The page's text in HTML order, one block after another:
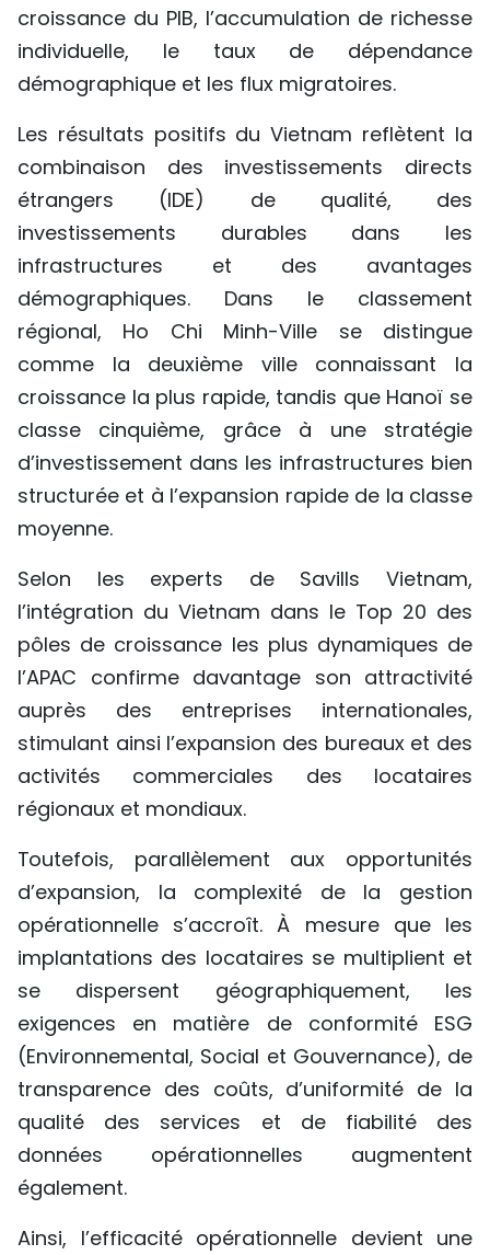
ENGLISH
ESPAÑOL
croissance du PIB, l’accumulation de richesse
individuelle, le taux de dépendance
démographique et les flux migratoires.
Les résultats positifs du Vietnam reflètent la
combinaison des investissements directs
étrangers (IDE) de qualité, des
investissements durables dans les
infrastructures et des avantages
démographiques. Dans le classement
régional, Ho Chi Minh-Ville se distingue
comme la deuxième ville connaissant la
croissance la plus rapide, tandis que Hanoï se
classe cinquième, grâce à une stratégie
d’investissement dans les infrastructures bien
structurée et à l’expansion rapide de la classe
moyenne.
Selon les experts de Savills Vietnam,
l’intégration du Vietnam dans le Top 20 des
pôles de croissance les plus dynamiques de
l’APAC confirme davantage son attractivité
auprès des entreprises internationales,
stimulant ainsi l’expansion des bureaux et des
activités commerciales des locataires
régionaux et mondiaux.
Toutefois, parallèlement aux opportunités
d’expansion, la complexité de la gestion
opérationnelle s’accroît. À mesure que les
implantations des locataires se multiplient et
se dispersent géographiquement, les
exigences en matière de conformité ESG
(Environnemental, Social et Gouvernance), de
transparence des coûts, d’uniformité de la
qualité des services et de fiabilité des
données opérationnelles augmentent
également.
Ainsi, l’efficacité opérationnelle devient une